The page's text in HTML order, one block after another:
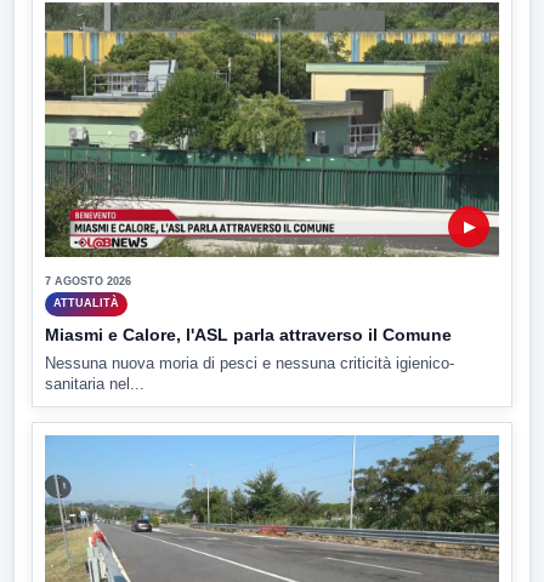
▶
7 AGOSTO 2026
ATTUALITÀ
Miasmi e Calore, l'ASL parla attraverso il Comune
Nessuna nuova moria di pesci e nessuna criticità igienico-
sanitaria nel...